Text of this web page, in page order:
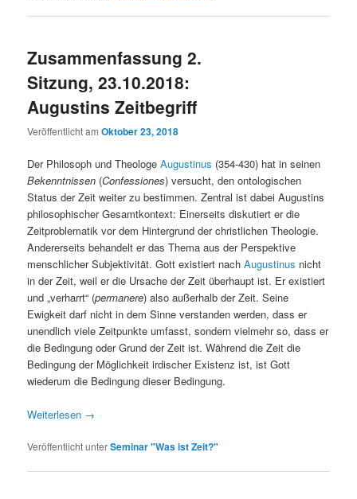
Zusammenfassung 2.
Sitzung, 23.10.2018:
Augustins Zeitbegriff
Veröffentlicht amOktober 23, 2018
Der Philosoph und TheologeAugustinus (354-430) hat in seinen
Bekenntnissen (Confessiones) versucht, den ontologischen
Status der Zeit weiter zu bestimmen. Zentral ist dabei Augustins
philosophischer Gesamtkontext: Einerseits diskutiert er die
Zeitproblematik vor dem Hintergrund der christlichen Theologie.
Andererseits behandelt er das Thema aus der Perspektive
menschlicher Subjektivität. Gott existiert nachAugustinus nicht
in der Zeit, weil er die Ursache der Zeit überhaupt ist. Er existiert
und „verharrt“ (permanere) also außerhalb der Zeit. Seine
Ewigkeit darf nicht in dem Sinne verstanden werden, dass er
unendlich viele Zeitpunkte umfasst, sondern vielmehr so, dass er
die Bedingung oder Grund der Zeit ist. Während die Zeit die
Bedingung der Möglichkeit irdischer Existenz ist, ist Gott
wiederum die Bedingung dieser Bedingung.
Weiterlesen →
Veröffentlicht unterSeminar "Was ist Zeit?"